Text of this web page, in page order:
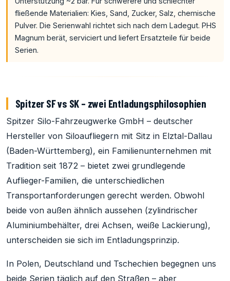
fließende Materialien: Kies, Sand, Zucker, Salz, chemische
Pulver. Die Serienwahl richtet sich nach dem Ladegut. PHS
Magnum berät, serviciert und liefert Ersatzteile für beide
Serien.
Spitzer SF vs SK – zwei Entladungsphilosophien
Spitzer Silo-Fahrzeugwerke GmbH – deutscher
Hersteller von Siloaufliegern mit Sitz in Elztal-Dallau
(Baden-Württemberg), ein Familienunternehmen mit
Tradition seit 1872 – bietet zwei grundlegende
Auflieger-Familien, die unterschiedlichen
Transportanforderungen gerecht werden. Obwohl
beide von außen ähnlich aussehen (zylindrischer
Aluminiumbehälter, drei Achsen, weiße Lackierung),
unterscheiden sie sich im Entladungsprinzip.
In Polen, Deutschland und Tschechien begegnen uns
beide Serien täglich auf den Straßen – aber